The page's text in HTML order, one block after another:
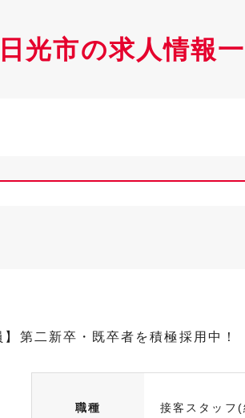
光市の求人情報
第二新卒・既卒者を積極採用中！
職種 接客スタッフ